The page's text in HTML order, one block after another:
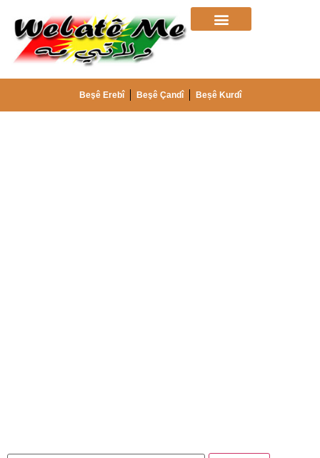
Beşê Erebî Beşê Çandî Beșê Kurdî